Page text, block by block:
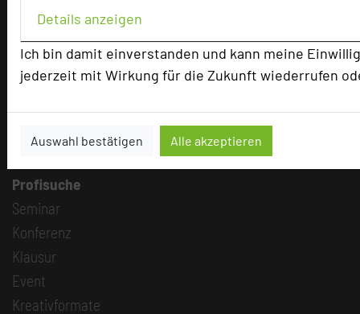
Details anzeigen
Ich bin damit einverstanden und kann meine
jederzeit mit Wirkung für die Zukunft wiederrufen
Auswahl bestätigen Alle akzeptieren
Top Tagungshotelier
TOP 250 Hall of Fame
Bilder der Preisverleihung
Alle Informationen
Beliebte Suchlisten
Profisuche
Seminar
Konferenz
Klausur
Event
Kreativformate